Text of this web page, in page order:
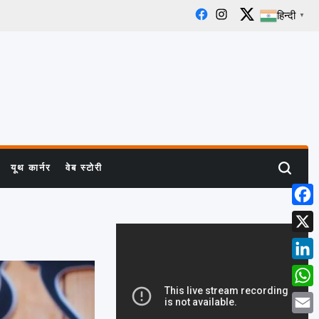
Facebook
Instagram
X हिन्दी ▼
यूथ कार्नर वेब स्टोरी Search
X